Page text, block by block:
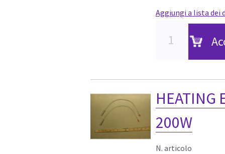
Aggiungi a lista dei
HEATING
200W
N. articolo